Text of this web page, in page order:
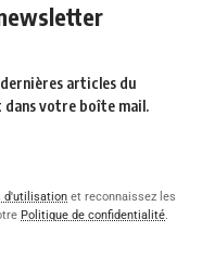
articles du
votre boîte mail.
d'utilisation et reconnaissez les
Politique de confidentialité